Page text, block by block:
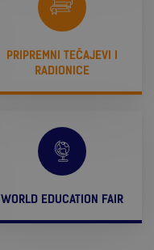
PRIPREMNI TEČAJEVI I
RADIONICE
WORLD EDUCATION FAIR